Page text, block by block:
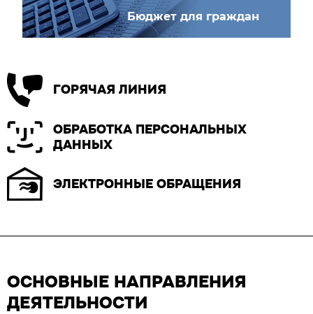
Бюджет для граждан
ГОРЯЧАЯ ЛИНИЯ
ОБРАБОТКА ПЕРСОНАЛЬНЫХ
ДАННЫХ
ЭЛЕКТРОННЫЕ ОБРАЩЕНИЯ
ОСНОВНЫЕ НАПРАВЛЕНИЯ
ДЕЯТЕЛЬНОСТИ